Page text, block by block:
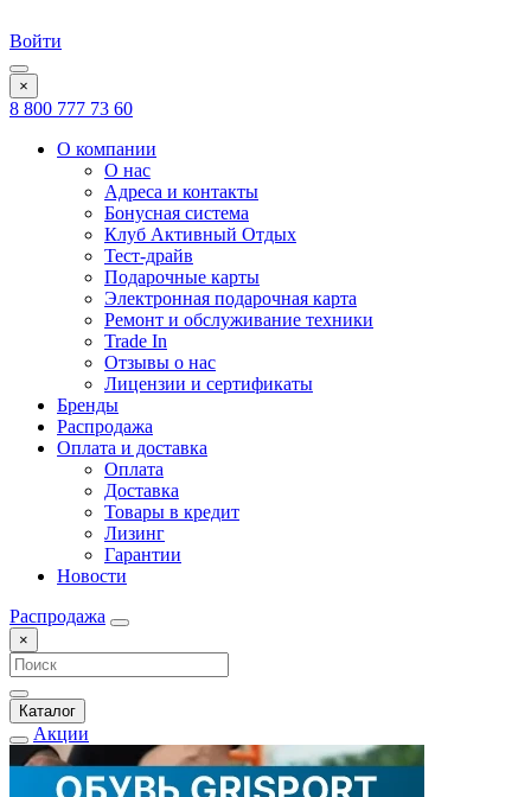
Войти
×
8 800 777 73 60
О компании
О нас
Адреса и контакты
Бонусная система
Клуб Активный Отдых
Тест-драйв
Подарочные карты
Электронная подарочная карта
Ремонт и обслуживание техники
Trade In
Отзывы о нас
Лицензии и сертификаты
Бренды
Распродажа
Оплата и доставка
Оплата
Доставка
Товары в кредит
Лизинг
Гарантии
Новости
Распродажа
×
Каталог
Акции